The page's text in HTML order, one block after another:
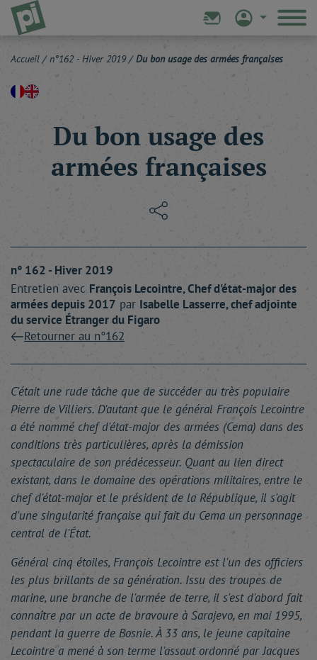
Accueil / n°162 - Hiver 2019/ Du bon usage des armées françaises
Du bon usage des
armées françaises
n° 162 - Hiver 2019
Entretien avec François Lecointre, Chef d'état-major des
armées depuis 2017 par Isabelle Lasserre, chef adjointe
du service Étranger du Figaro
Retourner au n°162
C'était une rude tâche que de succéder au très populaire
Pierre de Villiers. D'autant que le général François Lecointre
a été nommé chef d'état-major des armées (Cema) dans des
conditions très particulières, après la démission
spectaculaire de son prédécesseur. Quant au lien direct
existant, dans le domaine des opérations militaires, entre le
chef d'état-major et le président de la République, il s'agit
d'une singularité française qui fait du Cema un personnage
central de l'État.
Général cinq étoiles, François Lecointre est l'un des officiers
les plus brillants de sa génération. Issu des troupes de
marine, une branche de l'armée de terre, il s'est d'abord fait
connaître par un acte de bravoure à Sarajevo, en mai 1995,
pendant la guerre de Bosnie. À 33 ans, le jeune capitaine
Lecointre a mené à son terme l'assaut ordonné par Jacques